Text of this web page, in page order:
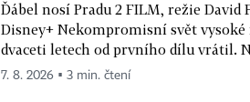
Ďábel nosí Pradu 2 FILM, režie David
Disney+ Nekompromisní svět vysoké
dvaceti letech od prvního dílu vrátil.
7. 8. 2026 ▪ 3 min. čtení